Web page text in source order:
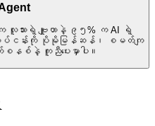
သားရဲ့ ဗျူဟာနဲ့ ၉၅% က AI ရဲ့
လုပ်ငန်းကို ပိုမိုမြန်ဆန်၊ စမတ်ကျ
က်စနစ်နဲ့ ကူညီပေးမှာပါ။